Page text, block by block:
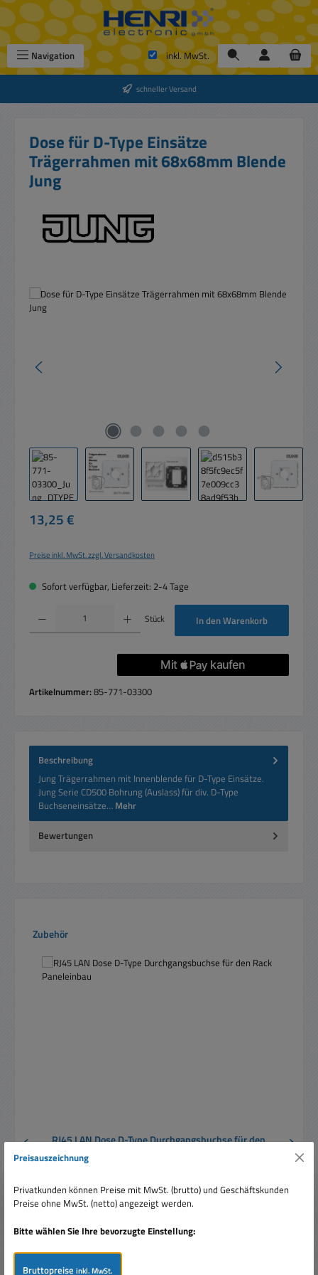
Zum Hauptinhalt springen
Navigation inkl. MwSt.
schneller Versand
Dose für D-Type Einsätze
Trägerrahmen mit 68x68mm Blende
Jung
Bildergalerie überspringen
Regulärer Preis:
13,25 €
Preise inkl. MwSt. zzgl. Versandkosten
Sofort verfügbar, Lieferzeit: 2-4 Tage
Produkt Anzahl: Gib den gewünschten Wert ein oder benutze die Schaltflächen um
Stück In den Warenkorb
Artikelnummer:85-771-03300
Beschreibung
Jung Trägerrahmen mit Innenblende für D-Type Einsätze.
Jung Serie CD500 Bohrung (Auslass) für div. D-Type
Buchseneinsätze… Mehr
Bewertungen
Produktgalerie überspringen
Zubehör
RJ45 LAN Dose D-Type Durchgangsbuchse für den
Preisauszeichnung
Privatkunden können Preise mit MwSt. (brutto) und Geschäftskunden
Preise ohne MwSt. (netto) angezeigt werden.
Bitte wählen Sie Ihre bevorzugte Einstellung:
Bruttopreiseinkl. MwSt.